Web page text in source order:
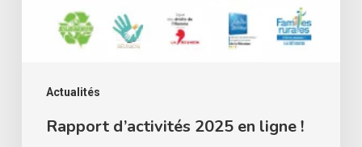
Actualités
Rapport d’activités 2025 en ligne !